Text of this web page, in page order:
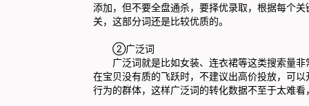
添加，但不要全盘通杀，要择优录取，根据每个
关，这部分词还是比较优质的。
②广泛词
广泛词就是比如女装、连衣裙等这类搜索量非
在宝贝没有质的飞跃时，不建议出高价投放，可
行为的群体，这样广泛词的转化数据不至于太难